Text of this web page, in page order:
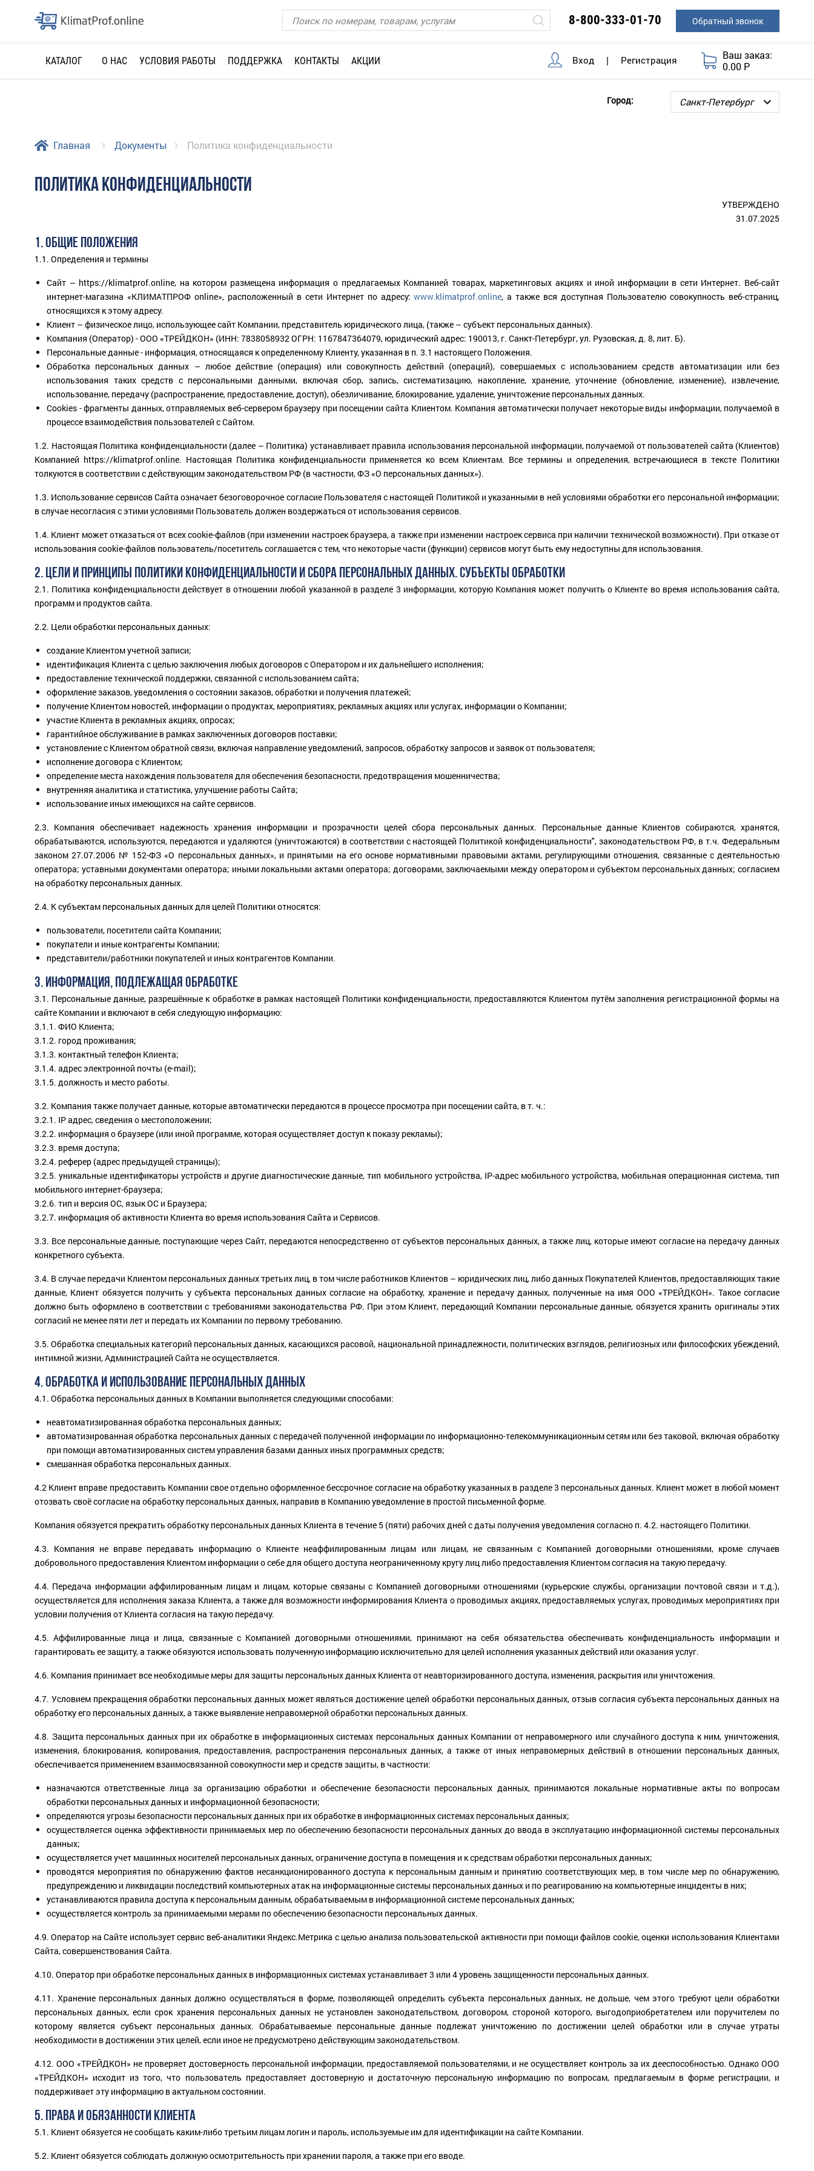
8-800-333-01-70 Обратный звонок
КАТАЛОГ О НАС УСЛОВИЯ РАБОТЫ ПОДДЕРЖКА КОНТАКТЫ АКЦИИ Вход | Регистрация
Ваш заказ:
0.00 Р
Город:
Главная Документы Политика конфиденциальности
ПОЛИТИКА КОНФИДЕНЦИАЛЬНОСТИ
УТВЕРЖДЕНО
31.07.2025
1. ОБЩИЕ ПОЛОЖЕНИЯ
1.1. Определения и термины
Сайт – https://klimatprof.online, на котором размещена информация о предлагаемых Компанией товарах, маркетинговых акциях и иной информации в сети Интернет. Веб-сайт
интернет-магазина «КЛИМАТПРОФ online», расположенный в сети Интернет по адресу:www.klimatprof.online, а также вся доступная Пользователю совокупность веб-страниц,
относящихся к этому адресу.
Клиент – физическое лицо, использующее сайт Компании, представитель юридического лица, (также – субъект персональных данных).
Компания (Оператор) - ООО «ТРЕЙДКОН» (ИНН: 7838058932 ОГРН: 1167847364079, юридический адрес: 190013, г. Санкт-Петербург, ул. Рузовская, д. 8, лит. Б).
Персональные данные - информация, относящаяся к определенному Клиенту, указанная в п. 3.1 настоящего Положения.
Обработка персональных данных – любое действие (операция) или совокупность действий (операций), совершаемых с использованием средств автоматизации или без
использования таких средств с персональными данными, включая сбор, запись, систематизацию, накопление, хранение, уточнение (обновление, изменение), извлечение,
использование, передачу (распространение, предоставление, доступ), обезличивание, блокирование, удаление, уничтожение персональных данных.
Cookies - фрагменты данных, отправляемых веб-сервером браузеру при посещении сайта Клиентом. Компания автоматически получает некоторые виды информации, получаемой в
процессе взаимодействия пользователей с Cайтом.
1.2. Настоящая Политика конфиденциальности (далее – Политика) устанавливает правила использования персональной информации, получаемой от пользователей сайта (Клиентов)
Компанией https://klimatprof.online. Настоящая Политика конфиденциальности применяется ко всем Клиентам. Все термины и определения, встречающиеся в тексте Политики
толкуются в соответствии с действующим законодательством РФ (в частности, ФЗ «О персональных данных»).
1.3. Использование сервисов Сайта означает безоговорочное согласие Пользователя с настоящей Политикой и указанными в ней условиями обработки его персональной информации;
в случае несогласия с этими условиями Пользователь должен воздержаться от использования сервисов.
1.4. Клиент может отказаться от всех cookie-файлов (при изменении настроек браузера, а также при изменении настроек сервиса при наличии технической возможности). При отказе от
использования cookie-файлов пользователь/посетитель соглашается с тем, что некоторые части (функции) сервисов могут быть ему недоступны для использования.
2. ЦЕЛИ И ПРИНЦИПЫ ПОЛИТИКИ КОНФИДЕНЦИАЛЬНОСТИ И СБОРА ПЕРСОНАЛЬНЫХ ДАННЫХ. СУБЪЕКТЫ ОБРАБОТКИ
2.1. Политика конфиденциальности действует в отношении любой указанной в разделе 3 информации, которую Компания может получить о Клиенте во время использования сайта,
программ и продуктов сайта.
2.2. Цели обработки персональных данных:
создание Клиентом учетной записи;
идентификация Клиента с целью заключения любых договоров с Оператором и их дальнейшего исполнения;
предоставление технической поддержки, связанной с использованием сайта;
оформление заказов, уведомления о состоянии заказов, обработки и получения платежей;
получение Клиентом новостей, информации о продуктах, мероприятиях, рекламных акциях или услугах, информации о Компании;
участие Клиента в рекламных акциях, опросах;
гарантийное обслуживание в рамках заключенных договоров поставки;
установление с Клиентом обратной связи, включая направление уведомлений, запросов, обработку запросов и заявок от пользователя;
исполнение договора с Клиентом;
определение места нахождения пользователя для обеспечения безопасности, предотвращения мошенничества;
внутренняя аналитика и статистика, улучшение работы Сайта;
использование иных имеющихся на сайте сервисов.
2.3. Компания обеспечивает надежность хранения информации и прозрачности целей сбора персональных данных. Персональные данные Клиентов собираются, хранятся,
обрабатываются, используются, передаются и удаляются (уничтожаются) в соответствии с настоящей Политикой конфиденциальности", законодательством РФ, в т.ч. Федеральным
законом 27.07.2006 № 152-ФЗ «О персональных данных», и принятыми на его основе нормативными правовыми актами, регулирующими отношения, связанные с деятельностью
оператора; уставными документами оператора; иными локальными актами оператора; договорами, заключаемыми между оператором и субъектом персональных данных; согласием
на обработку персональных данных.
2.4. К субъектам персональных данных для целей Политики относятся:
пользователи, посетители сайта Компании;
покупатели и иные контрагенты Компании;
представители/работники покупателей и иных контрагентов Компании.
3. ИНФОРМАЦИЯ, ПОДЛЕЖАЩАЯ ОБРАБОТКЕ
3.1. Персональные данные, разрешённые к обработке в рамках настоящей Политики конфиденциальности, предоставляются Клиентом путём заполнения регистрационной формы на
сайте Компании и включают в себя следующую информацию:
3.1.1. ФИО Клиента;
3.1.2. город проживания;
3.1.3. контактный телефон Клиента;
3.1.4. адрес электронной почты (e-mail);
3.1.5. должность и место работы.
3.2. Компания также получает данные, которые автоматически передаются в процессе просмотра при посещении сайта, в т. ч.:
3.2.1. IP адрес, сведения о местоположении;
3.2.2. информация о браузере (или иной программе, которая осуществляет доступ к показу рекламы);
3.2.3. время доступа;
3.2.4. реферер (адрес предыдущей страницы);
3.2.5. уникальные идентификаторы устройств и другие диагностические данные, тип мобильного устройства, IP-адрес мобильного устройства, мобильная операционная система, тип
мобильного интернет-браузера;
3.2.6. тип и версия ОС, язык ОС и Браузера;
3.2.7. информация об активности Клиента во время использования Сайта и Сервисов.
3.3. Все персональные данные, поступающие через Сайт, передаются непосредственно от субъектов персональных данных, а также лиц, которые имеют согласие на передачу данных
конкретного субъекта.
3.4. В случае передачи Клиентом персональных данных третьих лиц, в том числе работников Клиентов – юридических лиц, либо данных Покупателей Клиентов, предоставляющих такие
данные, Клиент обязуется получить у субъекта персональных данных согласие на обработку, хранение и передачу данных, полученные на имя ООО «ТРЕЙДКОН». Такое согласие
должно быть оформлено в соответствии с требованиями законодательства РФ. При этом Клиент, передающий Компании персональные данные, обязуется хранить оригиналы этих
согласий не менее пяти лет и передать их Компании по первому требованию.
3.5. Обработка специальных категорий персональных данных, касающихся расовой, национальной принадлежности, политических взглядов, религиозных или философских убеждений,
интимной жизни, Администрацией Сайта не осуществляется.
4. ОБРАБОТКА И ИСПОЛЬЗОВАНИЕ ПЕРСОНАЛЬНЫХ ДАННЫХ
4.1. Обработка персональных данных в Компании выполняется следующими способами:
неавтоматизированная обработка персональных данных;
автоматизированная обработка персональных данных с передачей полученной информации по информационно-телекоммуникационным сетям или без таковой, включая обработку
при помощи автоматизированных систем управления базами данных иных программных средств;
смешанная обработка персональных данных.
4.2 Клиент вправе предоставить Компании свое отдельно оформленное бессрочное согласие на обработку указанных в разделе 3 персональных данных. Клиент может в любой момент
отозвать своё согласие на обработку персональных данных, направив в Компанию уведомление в простой письменной форме.
Компания обязуется прекратить обработку персональных данных Клиента в течение 5 (пяти) рабочих дней с даты получения уведомления согласно п. 4.2. настоящего Политики.
4.3. Компания не вправе передавать информацию о Клиенте неаффилированным лицам или лицам, не связанным с Компанией договорными отношениями, кроме случаев
добровольного предоставления Клиентом информации о себе для общего доступа неограниченному кругу лиц либо предоставления Клиентом согласия на такую передачу.
4.4. Передача информации аффилированным лицам и лицам, которые связаны с Компанией договорными отношениями (курьерские службы, организации почтовой связи и т.д.),
осуществляется для исполнения заказа Клиента, а также для возможности информирования Клиента о проводимых акциях, предоставляемых услугах, проводимых мероприятиях при
условии получения от Клиента согласия на такую передачу.
4.5. Аффилированные лица и лица, связанные с Компанией договорными отношениями, принимают на себя обязательства обеспечивать конфиденциальность информации и
гарантировать ее защиту, а также обязуются использовать полученную информацию исключительно для целей исполнения указанных действий или оказания услуг.
4.6. Компания принимает все необходимые меры для защиты персональных данных Клиента от неавторизированного доступа, изменения, раскрытия или уничтожения.
4.7. Условием прекращения обработки персональных данных может являться достижение целей обработки персональных данных, отзыв согласия субъекта персональных данных на
обработку его персональных данных, а также выявление неправомерной обработки персональных данных.
4.8. Защита персональных данных при их обработке в информационных системах персональных данных Компании от неправомерного или случайного доступа к ним, уничтожения,
изменения, блокирования, копирования, предоставления, распространения персональных данных, а также от иных неправомерных действий в отношении персональных данных,
обеспечивается применением взаимосвязанной совокупности мер и средств защиты, в частности:
назначаются ответственные лица за организацию обработки и обеспечение безопасности персональных данных, принимаются локальные нормативные акты по вопросам
обработки персональных данных и информационной безопасности;
определяются угрозы безопасности персональных данных при их обработке в информационных системах персональных данных;
осуществляется оценка эффективности принимаемых мер по обеспечению безопасности персональных данных до ввода в эксплуатацию информационной системы персональных
данных;
осуществляется учет машинных носителей персональных данных, ограничение доступа в помещения и к средствам обработки персональных данных;
проводятся мероприятия по обнаружению фактов несанкционированного доступа к персональным данным и принятию соответствующих мер, в том числе мер по обнаружению,
предупреждению и ликвидации последствий компьютерных атак на информационные системы персональных данных и по реагированию на компьютерные инциденты в них;
устанавливаются правила доступа к персональным данным, обрабатываемым в информационной системе персональных данных;
осуществляется контроль за принимаемыми мерами по обеспечению безопасности персональных данных.
4.9. Оператор на Сайте использует сервис веб-аналитики Яндекс.Метрика с целью анализа пользовательской активности при помощи файлов cookie, оценки использования Клиентами
Сайта, совершенствования Сайта.
4.10. Оператор при обработке персональных данных в информационных системах устанавливает 3 или 4 уровень защищенности персональных данных.
4.11. Хранение персональных данных должно осуществляться в форме, позволяющей определить субъекта персональных данных, не дольше, чем этого требуют цели обработки
персональных данных, если срок хранения персональных данных не установлен законодательством, договором, стороной которого, выгодоприобретателем или поручителем по
которому является субъект персональных данных. Обрабатываемые персональные данные подлежат уничтожению по достижении целей обработки или в случае утраты
необходимости в достижении этих целей, если иное не предусмотрено действующим законодательством.
4.12. ООО «ТРЕЙДКОН» не проверяет достоверность персональной информации, предоставляемой пользователями, и не осуществляет контроль за их дееспособностью. Однако ООО
«ТРЕЙДКОН» исходит из того, что пользователь предоставляет достоверную и достаточную персональную информацию по вопросам, предлагаемым в форме регистрации, и
поддерживает эту информацию в актуальном состоянии.
5. ПРАВА И ОБЯЗАННОСТИ КЛИЕНТА
5.1. Клиент обязуется не сообщать каким-либо третьим лицам логин и пароль, используемые им для идентификации на сайте Компании.
5.2. Клиент обязуется соблюдать должную осмотрительность при хранении пароля, а также при его вводе.